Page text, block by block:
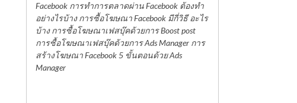
Facebook การทำการตลาดผ่าน Facebook ต้องทำ
อย่างไรบ้าง การซื้อโฆษณา Facebook มีกี่วิธี อะไร
บ้าง การซื้อโฆษณาเฟสบุ๊คด้วยการ Boost post
การซื้อโฆษณาเฟสบุ๊คด้วยการ Ads Manager การ
สร้างโฆษณา Facebook 5 ขั้นตอนด้วย Ads
Manager